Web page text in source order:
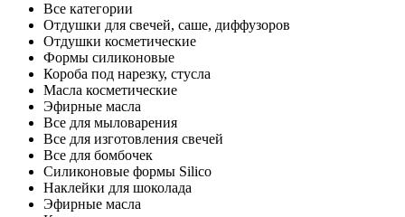
Все категории
Отдушки для свечей, саше, диффузоров
Отдушки косметические
Формы силиконовые
Короба под нарезку, стусла
Масла косметические
Эфирные масла
Все для мыловарения
Все для изготовления свечей
Все для бомбочек
Силиконовые формы Silico
Наклейки для шоколада
Эфирные масла